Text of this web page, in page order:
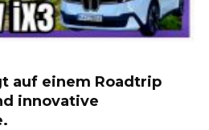
auf einem Roadtrip
innovative